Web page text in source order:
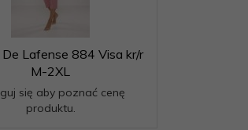
De Lafense 884 Visa kr/r
M-2XL
się aby poznać cenę
produktu.